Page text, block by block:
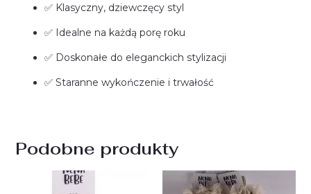
✅ Klasyczny, dziewczęcy styl
✅ Idealne na każdą porę roku
✅ Doskonałe do eleganckich stylizacji
✅ Staranne wykończenie i trwałość
Podobne produkty